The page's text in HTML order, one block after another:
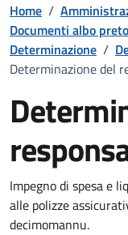
Home /
Documenti albo
Determinazione /
Determinazione del
Dettaglio del
Impegno di spesa e
alle polizze
decimomannu.